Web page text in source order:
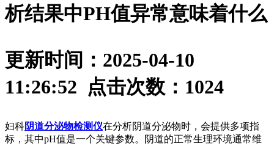
析结果中PH值异常意味着什么
更新时间：2025-04-10
11:26:52 点击次数： 1024
妇科阴道分泌物检测仪在分析阴道分泌物时，会提供多项指
标，其中pH值是一个关键参数。阴道的正常生理环境通常维